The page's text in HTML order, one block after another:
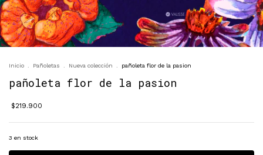
Inicio Pañoletas Nueva colección pañoleta flor de la pasion
pañoleta flor de la pasion
$219.900
3 en stock